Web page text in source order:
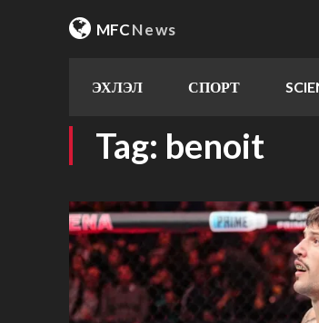
MFCNews
ЭХЛЭЛ СПОРТ
Tag: benoit